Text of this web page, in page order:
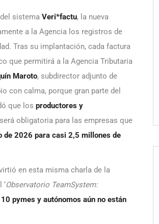
sistema Veri*factu, la nueva
a la Agencia los registros de
Tras su implantación, cada factura
que permitirá a la Agencia Tributaria
Maroto, subdirector adjunto de
con calma, porque gran parte del
que los productores y
obligatoria para las empresas que
de 2026 para casi 2,5 millones de
en esta misma charla de la
Observatorio TeamSystem:
pymes y autónomos aún no están